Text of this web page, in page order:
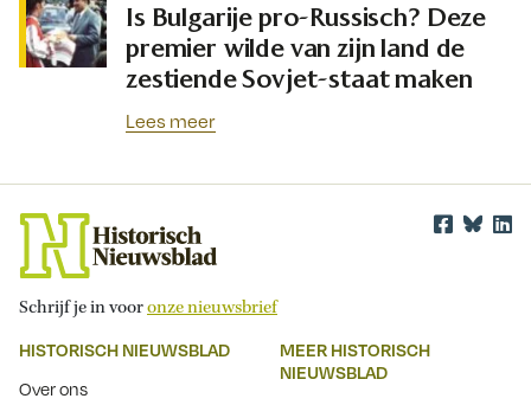
Is Bulgarije pro-Russisch? Deze
premier wilde van zijn land de
zestiende Sovjet-staat maken
Lees meer
Schrijf je in vooronze nieuwsbrief
HISTORISCH NIEUWSBLAD
Over ons
MEER HISTORISCH
NIEUWSBLAD